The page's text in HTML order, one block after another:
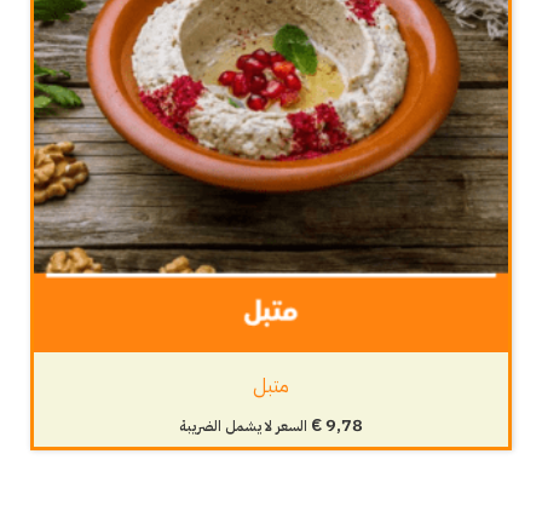
متبل
€9,78 السعر لا يشمل الضريبة